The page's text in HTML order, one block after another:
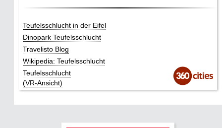
Teufelsschlucht in der Eifel
Dinopark Teufelsschlucht
Travelisto Blog
Wikipedia: Teufelsschlucht
Teufelsschlucht
(VR-Ansicht)